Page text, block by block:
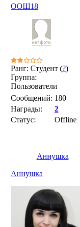
ООШ18
Ранг: Студент (?)
Группа:
Пользователи
Сообщений: 180
Награды:
2
Статус:
Offline
Аннушка
Аннушка